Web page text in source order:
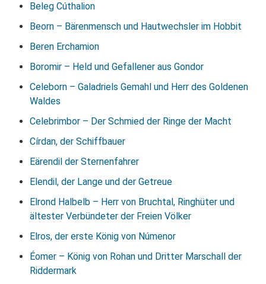
Beleg Cúthalion
Beorn – Bärenmensch und Hautwechsler im Hobbit
Beren Erchamion
Boromir – Held und Gefallener aus Gondor
Celeborn – Galadriels Gemahl und Herr des Goldenen
Waldes
Celebrimbor – Der Schmied der Ringe der Macht
Círdan, der Schiffbauer
Eärendil der Sternenfahrer
Elendil, der Lange und der Getreue
Elrond Halbelb – Herr von Bruchtal, Ringhüter und
ältester Verbündeter der Freien Völker
Elros, der erste König von Númenor
Éomer – König von Rohan und Dritter Marschall der
Riddermark